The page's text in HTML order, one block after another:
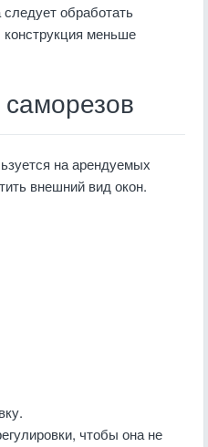
обработать
конструкция меньше
на арендуемых
внешний вид окон.
чтобы она не